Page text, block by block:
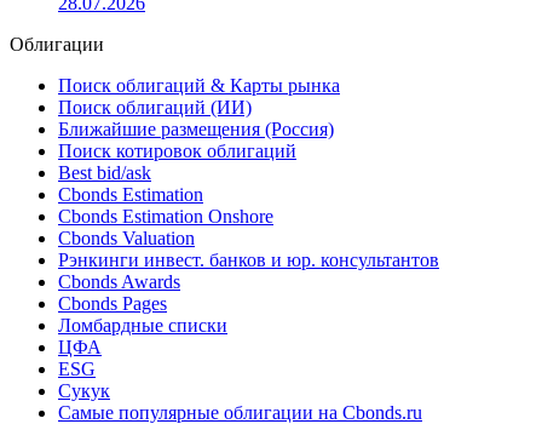
увеличилась на 2.87% и составила 3137.52 млрд руб.
28.07.2026
Облигации
Поиск облигаций & Карты рынка
Поиск облигаций (ИИ)
Ближайшие размещения (Россия)
Поиск котировок облигаций
Best bid/ask
Cbonds Estimation
Cbonds Estimation Onshore
Cbonds Valuation
Рэнкинги инвест. банков и юр. консультантов
Cbonds Awards
Cbonds Pages
Ломбардные списки